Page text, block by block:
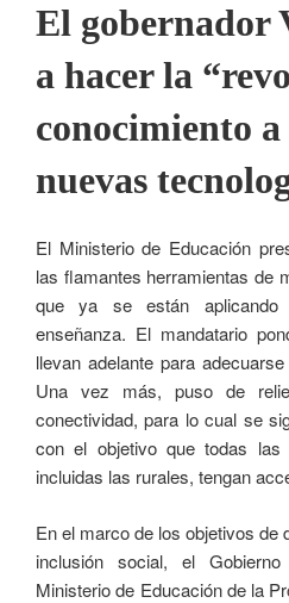
El gobernador
a hacer la
conocimiento
nuevas
El Ministerio de Educación
las flamantes herramientas de
que ya se están
enseñanza. El mandatario
llevan adelante para
Una vez más, puso de
conectividad, para lo cual se
con el objetivo que todas las
incluidas las rurales, tengan
En el marco de los objetivos de
inclusión social, el
Ministerio de Educación de la